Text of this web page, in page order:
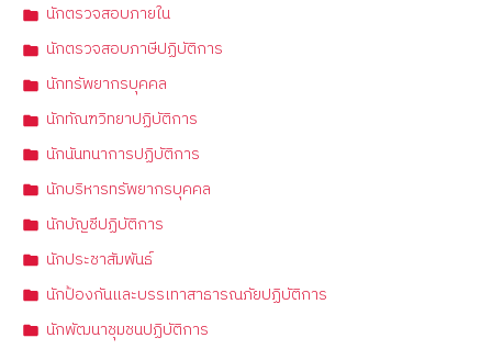
นักตรวจสอบภายใน
นักตรวจสอบภาษีปฏิบัติการ
นักทรัพยากรบุคคล
นักทัณฑวิทยาปฏิบัติการ
นักนันทนาการปฏิบัติการ
นักบริหารทรัพยากรบุคคล
นักบัญชีปฏิบัติการ
นักประชาสัมพันธ์
นักป้องกันและบรรเทาสาธารณภัยปฏิบัติการ
นักพัฒนาชุมชนปฏิบัติการ